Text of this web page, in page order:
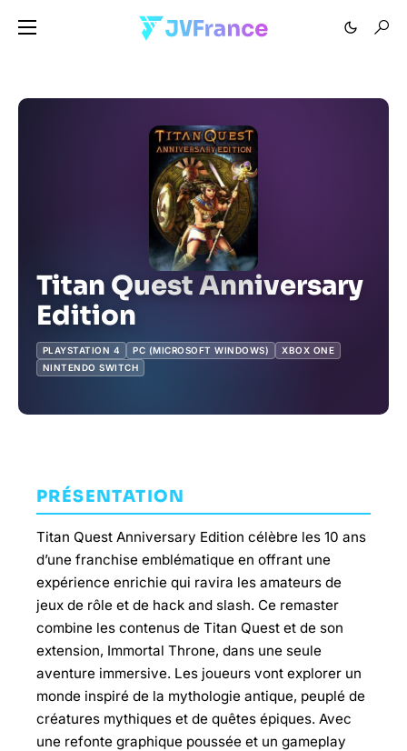
Titan Quest Anniversary
Edition
PLAYSTATION 4 PC (MICROSOFT WINDOWS)
XBOX ONE
NINTENDO SWITCH
PRÉSENTATION
Titan Quest Anniversary Edition célèbre les 10 ans
d’une franchise emblématique en offrant une
expérience enrichie qui ravira les amateurs de
jeux de rôle et de hack and slash. Ce remaster
combine les contenus de Titan Quest et de son
extension, Immortal Throne, dans une seule
aventure immersive. Les joueurs vont explorer un
monde inspiré de la mythologie antique, peuplé de
créatures mythiques et de quêtes épiques. Avec
une refonte graphique poussée et un gameplay